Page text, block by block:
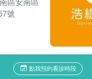
區安南區
號
點我預約看診時段